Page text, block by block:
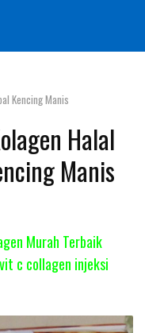
Kencing Manis
Halal
Manis
Murah Terbaik
c collagen injeksi